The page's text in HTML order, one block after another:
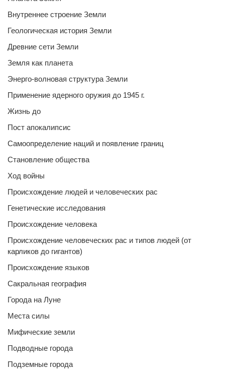
Внутреннее строение Земли
Геологическая история Земли
Древние сети Земли
Земля как планета
Энерго-волновая структура Земли
Применение ядерного оружия до 1945 г.
Жизнь до
Пост апокалипсис
Самоопределение наций и появление границ
Становление общества
Ход войны
Происхождение людей и человеческих рас
Генетические исследования
Происхождение человека
Происхождение человеческих рас и типов людей (от
карликов до гигантов)
Происхождение языков
Сакральная география
Города на Луне
Места силы
Мифические земли
Подводные города
Подземные города